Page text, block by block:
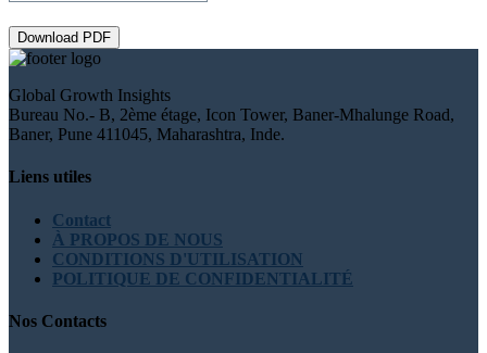
Download PDF
Global Growth Insights
Bureau No.- B, 2ème étage, Icon Tower, Baner-Mhalunge Road,
Baner, Pune 411045, Maharashtra, Inde.
Liens utiles
Contact
À PROPOS DE NOUS
CONDITIONS D'UTILISATION
POLITIQUE DE CONFIDENTIALITÉ
Nos Contacts